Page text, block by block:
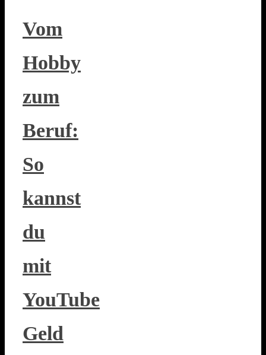
Vom
Hobby
zum
Beruf:
So
kannst
du
mit
YouTube
Geld